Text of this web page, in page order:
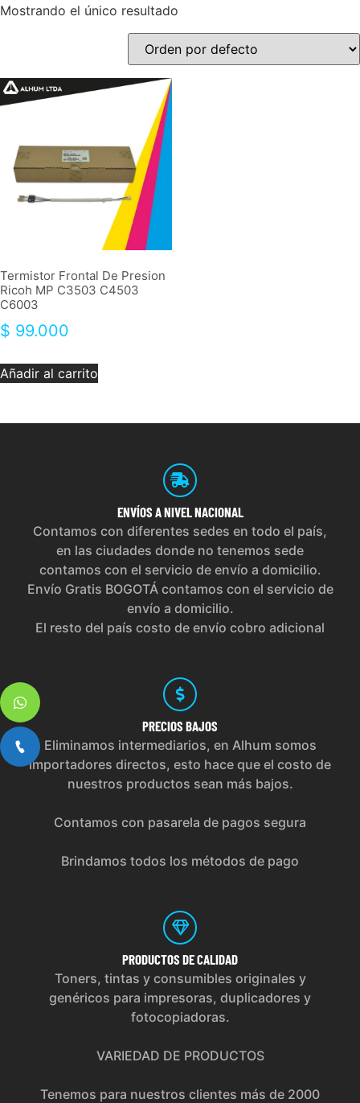
Mostrando el único resultado
Termistor Frontal De Presion
Ricoh MP C3503 C4503
C6003
$ 99.000
Añadir al carrito
ENVÍOS A NIVEL NACIONAL
Contamos con diferentes sedes en todo el país,
en las ciudades donde no tenemos sede
contamos con el servicio de envío a domicilio.
Envío Gratis BOGOTÁ contamos con el servicio de
envío a domicilio.
El resto del país costo de envío cobro adicional
PRECIOS BAJOS
Eliminamos intermediarios, en Alhum somos
importadores directos, esto hace que el costo de
nuestros productos sean más bajos.
Contamos con pasarela de pagos segura
Brindamos todos los métodos de pago
PRODUCTOS DE CALIDAD
Toners, tintas y consumibles originales y
genéricos para impresoras, duplicadores y
fotocopiadoras.
VARIEDAD DE PRODUCTOS
Tenemos para nuestros clientes más de 2000